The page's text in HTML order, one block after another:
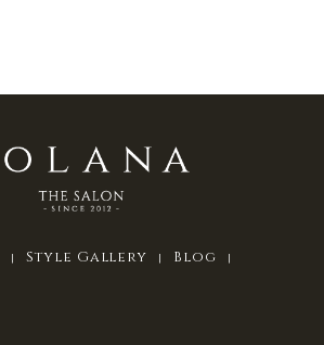
Style Gallery
Blog